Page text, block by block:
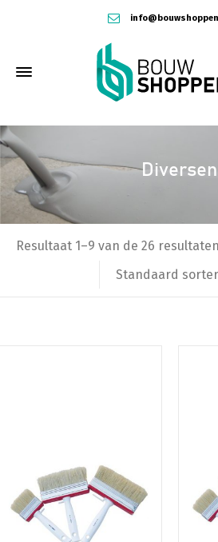
Diversen
Resultaat 1–9 van de 26
Standaard